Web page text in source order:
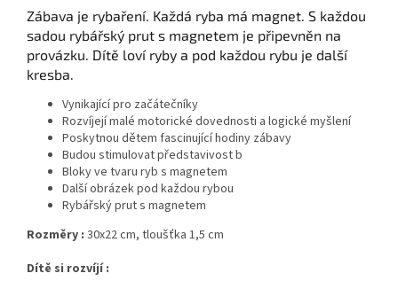
Zábava je rybaření. Každá ryba má magnet. S každou
sadou rybářský prut s magnetem je připevněn na
provázku. Dítě loví ryby a pod každou rybu je další
kresba.
Vynikající pro začátečníky
Rozvíjejí malé motorické dovednosti a logické myšlení
Poskytnou dětem fascinující hodiny zábavy
Budou stimulovat představivost b
Bloky ve tvaru ryb s magnetem
Další obrázek pod každou rybou
Rybářský prut s magnetem
Rozměry : 30x22 cm, tloušťka 1,5 cm
Dítě si rozvíjí :